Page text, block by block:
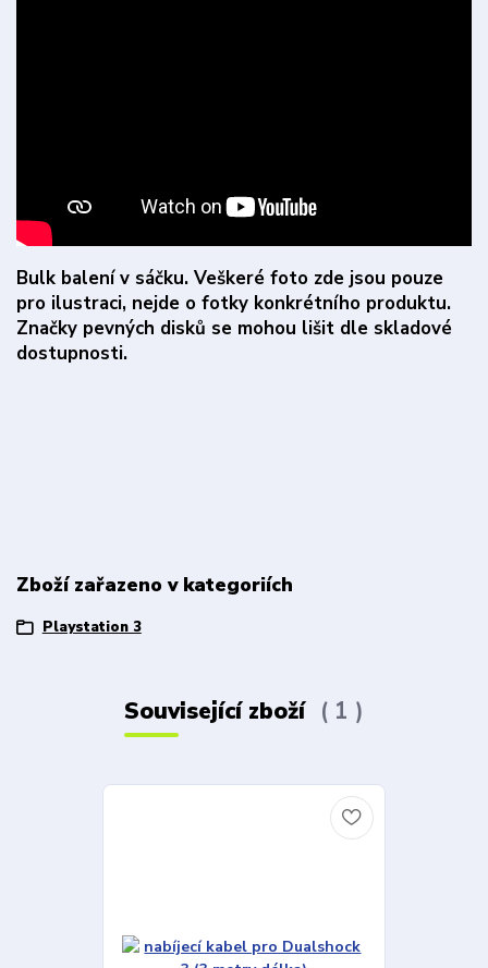
Bulk balení v sáčku. Veškeré foto zde jsou pouze
pro ilustraci, nejde o fotky konkrétního produktu.
Značky pevných disků se mohou lišit dle skladové
dostupnosti.
Zboží zařazeno v kategoriích
Playstation 3
Související zboží 1